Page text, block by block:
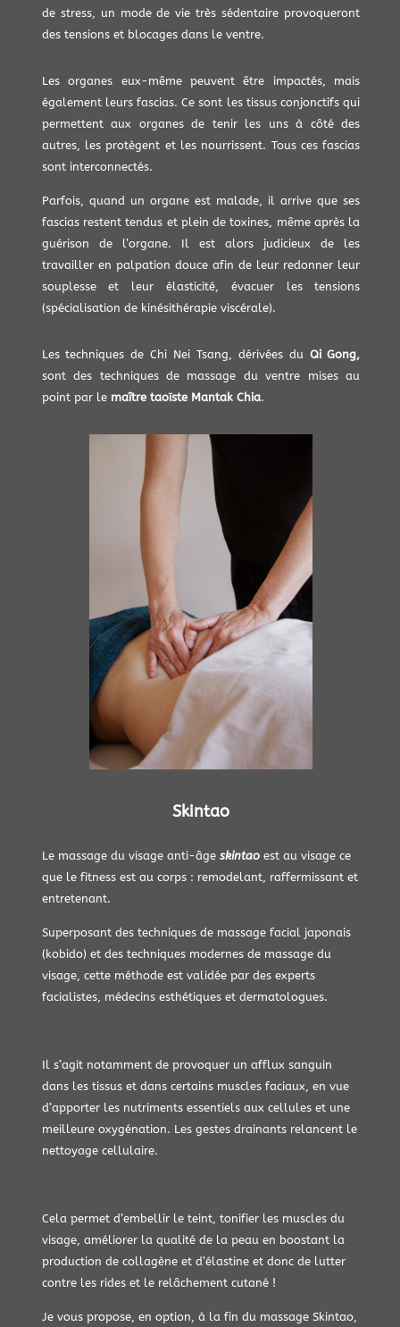
de stress, un mode de vie très sédentaire provoqueront
des tensions et blocages dans le ventre.
Les organes eux-même peuvent être impactés, mais
également leurs fascias. Ce sont les tissus conjonctifs qui
permettent aux organes de tenir les uns à côté des
autres, les protègent et les nourrissent. Tous ces fascias
sont interconnectés.
Parfois, quand un organe est malade, il arrive que ses
fascias restent tendus et plein de toxines, même après la
guérison de l’organe. Il est alors judicieux de les
travailler en palpation douce afin de leur redonner leur
souplesse et leur élasticité, évacuer les tensions
(spécialisation de kinésithérapie viscérale).
Les techniques de Chi Nei Tsang, dérivées du Qi Gong,
sont des techniques de massage du ventre mises au
point par le maître taoïste Mantak Chia.
Skintao
Le massage du visage anti-âge skintaoest au visage ce
que le fitness est au corps : remodelant, raffermissant et
entretenant.
Superposant des techniques de massage facial japonais
(kobido) et des techniques modernes de massage du
visage, cette méthode est validée par des experts
facialistes, médecins esthétiques et dermatologues.
Il s’agit notamment de provoquer un afflux sanguin
dans les tissus et dans certains muscles faciaux, en vue
d’apporter les nutriments essentiels aux cellules et une
meilleure oxygénation. Les gestes drainants relancent le
nettoyage cellulaire.
Cela permet d’embellir le teint, tonifier les muscles du
visage, améliorer la qualité de la peau en boostant la
production de collagène et d’élastine et donc de lutter
contre les rides et le relâchement cutané !
Je vous propose, en option, à la fin du massage Skintao,